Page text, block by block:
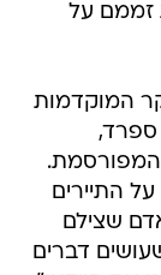
זממם על
המוקדמות
ספרד,
התיירים
שצילם
דברים